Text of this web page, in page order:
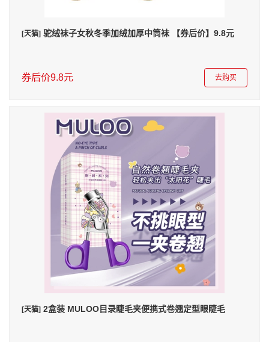
[天猫] 驼绒袜子女秋冬季加绒加厚中筒袜 【券后价】9.8元
券后价9.8元 去购买
[天猫] 2盒装 MULOO目录睫毛夹便携式卷翘定型眼睫毛